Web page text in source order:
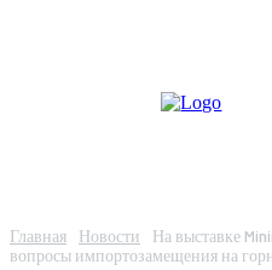
Главная Новости
На выставке
вопросы импортозамещения на